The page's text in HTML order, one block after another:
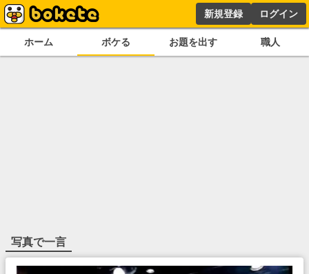
新規登録 ログイン
ホーム ボケる お題を出す 職人
写真で一言